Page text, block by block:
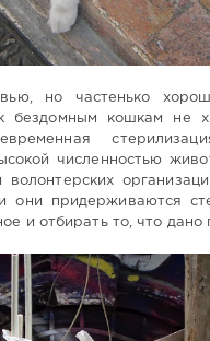
но частенько
бездомным кошкам не
численностью
волонтерских
они придерживаются
и отбирать то, что дано